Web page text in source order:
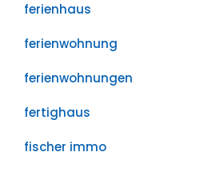
ferienhaus
ferienwohnung
ferienwohnungen
fertighaus
fischer immo